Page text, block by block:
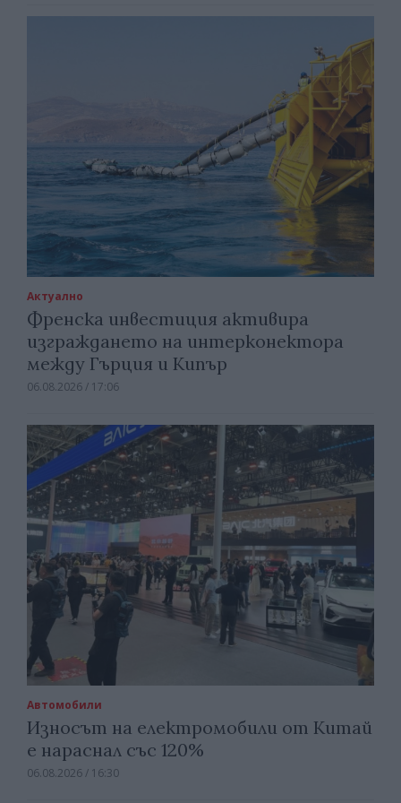
Актуално
Френска инвестиция активира
изграждането на интерконектора
между Гърция и Кипър
06.08.2026 / 17:06
Автомобили
Износът на електромобили от Китай
е нараснал със 120%
06.08.2026 / 16:30